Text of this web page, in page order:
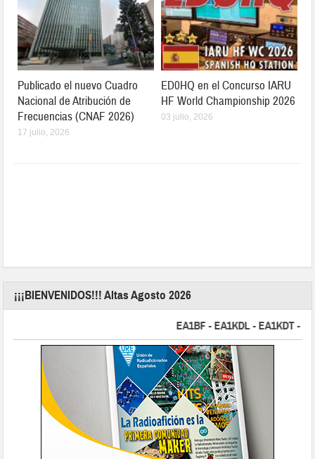
Publicado el nuevo Cuadro
Nacional de Atribución de
Frecuencias (CNAF 2026)
17 julio, 2026
ED0HQ en el Concurso IARU
HF World Championship 2026
03 julio, 2026
¡¡¡BIENVENIDOS!!! Altas Agosto 2026
EA1BF - EA1KDL - EA1KDT -